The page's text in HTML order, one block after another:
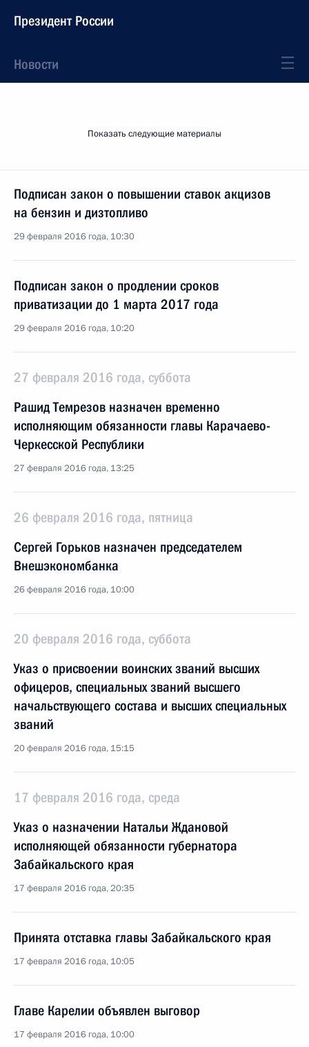
Президент России
Новости
Показать следующие материалы
Подписан закон о повышении ставок акцизов
на бензин и дизтопливо
29 февраля 2016 года, 10:30
Подписан закон о продлении сроков
приватизации до 1 марта 2017 года
29 февраля 2016 года, 10:20
27 февраля 2016 года, суббота
Рашид Темрезов назначен временно
исполняющим обязанности главы Карачаево-
Черкесской Республики
27 февраля 2016 года, 13:25
26 февраля 2016 года, пятница
Сергей Горьков назначен председателем
Внешэкономбанка
26 февраля 2016 года, 10:00
20 февраля 2016 года, суббота
Указ о присвоении воинских званий высших
офицеров, специальных званий высшего
начальствующего состава и высших специальных
званий
20 февраля 2016 года, 15:15
17 февраля 2016 года, среда
Указ о назначении Натальи Ждановой
исполняющей обязанности губернатора
Забайкальского края
17 февраля 2016 года, 20:35
Принята отставка главы Забайкальского края
17 февраля 2016 года, 10:05
Главе Карелии объявлен выговор
17 февраля 2016 года, 10:00